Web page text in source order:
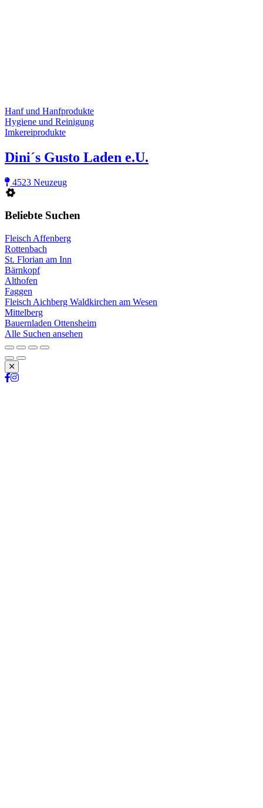
Hanf und Hanfprodukte
Hygiene und Reinigung
Imkereiprodukte
Dini´s Gusto Laden e.U.
4523 Neuzeug
Beliebte Suchen
Fleisch Affenberg
Rottenbach
St. Florian am Inn
Bärnkopf
Althofen
Faggen
Fleisch Aichberg Waldkirchen am Wesen
Mittelberg
Bauernladen Ottensheim
Alle Suchen ansehen
Schließen